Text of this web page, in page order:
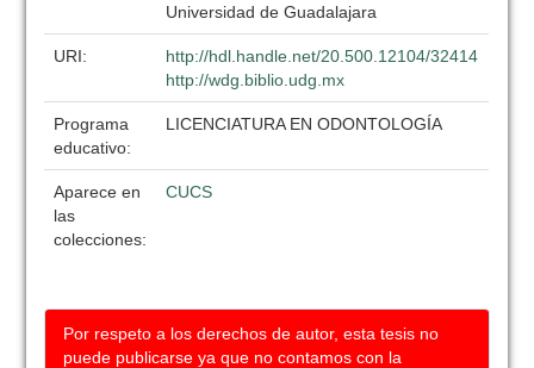
Universidad de Guadalajara
URI:
http://hdl.handle.net/20.500.12104/32414
http://wdg.biblio.udg.mx
Programa
educativo:
LICENCIATURA EN ODONTOLOGÍA
Aparece en
las
colecciones:
CUCS
Por respeto a los derechos de autor, esta tesis no
puede publicarse ya que no contamos con la